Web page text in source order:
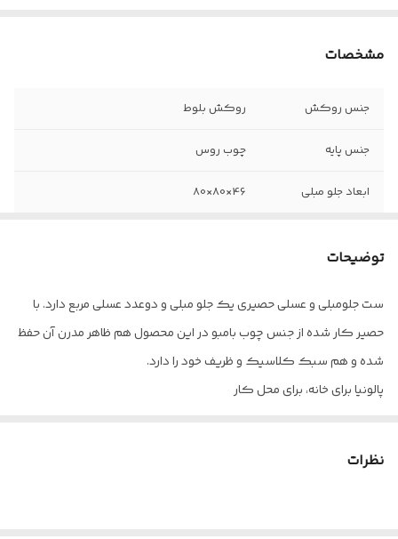
مشخصات
جنس روکش روکش بلوط
جنس پایه چوب روس
ابعاد جلو مبلی 46×80×80
تعداد عسلی 2
جنس حصیر چوب بامبو
توضیحات
ست جلومبلی و عسلی حصیری یک جلو مبلی و دوعدد عسلی مربع دارد. با
حصیر کار شده از جنس چوب بامبو در این محصول هم ظاهر مدرن آن حفظ
شده و هم سبک کلاسیک و ظریف خود را دارد.
پالونیا برای خانه، برای محل کار
نظرات